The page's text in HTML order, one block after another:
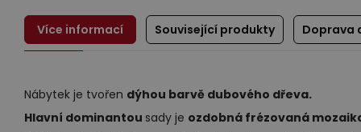
Více informací Související produkty Doprava
Nábytek je tvořen dýhou barvě dubového dřeva.
Hlavní dominantou sady je ozdobná frézovaná